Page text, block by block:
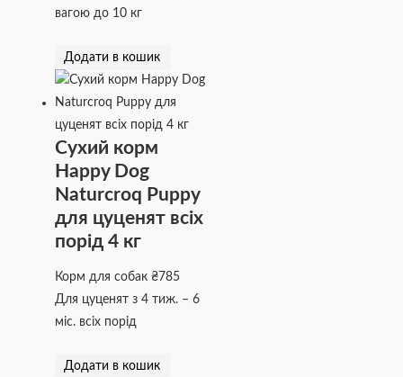
вагою до 10 кг
Додати в кошик
Сухий корм
Happy Dog
Naturcroq Puppy
для цуценят всіх
порід 4 кг
Корм для собак₴785
Для цуценят з 4 тиж. – 6
міс. всіх порід
Додати в кошик